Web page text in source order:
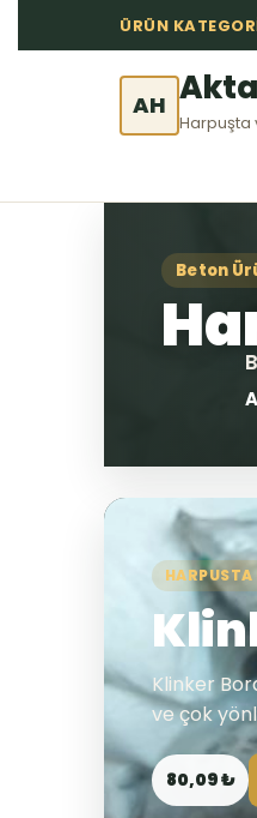
ÜRÜN
AH
Harpuşta
Klinker
ve çok
80,09 ₺